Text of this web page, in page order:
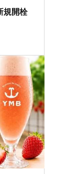
規開栓